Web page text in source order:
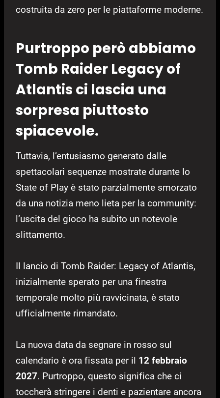
costruita da zero per le piattaforme moderne.
Purtroppo però abbiamo
Tomb Raider Legacy of
Atlantis ci lascia una
sorpresa piuttosto
spiacevole.
Tuttavia, l’entusiasmo generato dalle
spettacolari sequenze mostrate durante lo
State of Play è stato parzialmente smorzato
da una notizia meno lieta per la community:
l’uscita del gioco ha subito un notevole
slittamento.
Il lancio di Tomb Raider: Legacy of Atlantis,
inizialmente sperato per una finestra
temporale molto più ravvicinata, è stato
ufficialmente rimandato.
La nuova data da segnare in rosso sul
calendario è ora fissata per il 12 febbraio
2027. Purtroppo, questo significa che ci
toccherà stringere i denti e pazientare ancora